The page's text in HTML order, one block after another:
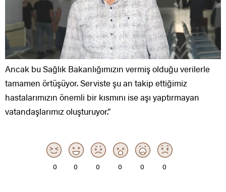
Ancak bu Sağlık Bakanlığımızın vermiş olduğu verilerle
tamamen örtüşüyor. Serviste şu an takip ettiğimiz
hastalarımızın önemli bir kısmını ise aşı yaptırmayan
vatandaşlarımız oluşturuyor.”
0 0 0 0 0 0